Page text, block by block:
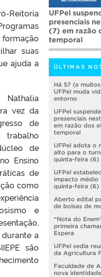
Reitoria
suas
ajuda a
vez da
de
trabalho
de
Ensino
de
como
e
a
são
UFPel
presenciais
(7) em razão
temporal
ÚLTIMAS
Há 57 (e
UFPel muda
entorno
UFPel
presenciais
em razão dos
temporal
UFPel adota o
alto para o
quinta-feira (6)
UFPel
impacto médio
quinta-feira (6)
Aberto edital
de bolsas de
“Nota do
primeira
Espera
UFPel sedia
da Agricultura
Faculdade de
nova